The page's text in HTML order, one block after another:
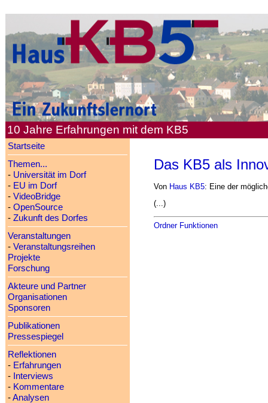
10 Jahre Erfahrungen mit dem KB5
Startseite
Themen...
- Universität im Dorf
- EU im Dorf
- VideoBridge
- OpenSource
- Zukunft des Dorfes
Veranstaltungen
- Veranstaltungsreihen
Projekte
Forschung
Akteure und Partner
Organisationen
Sponsoren
Publikationen
Pressespiegel
Reflektionen
- Erfahrungen
- Interviews
- Kommentare
-Analysen
Das KB5 als
Von Haus KB5: Eine der
(...)
Ordner Funktionen